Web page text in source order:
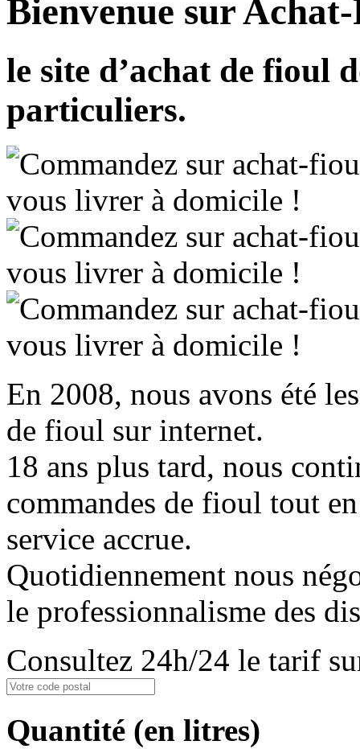
Bienvenue sur
le site d’achat de fioul
particuliers.
En 2008, nous avons été
de fioul sur internet.
18 ans plus tard, nous
commandes de fioul tout
service accrue.
Quotidiennement nous
le professionnalisme des
Consultez 24h/24 le tarif
Quantité (en litres)